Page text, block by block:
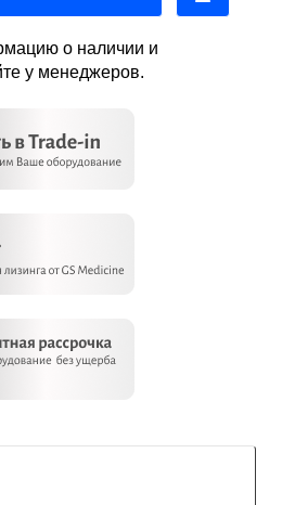
о наличии и
у менеджеров.